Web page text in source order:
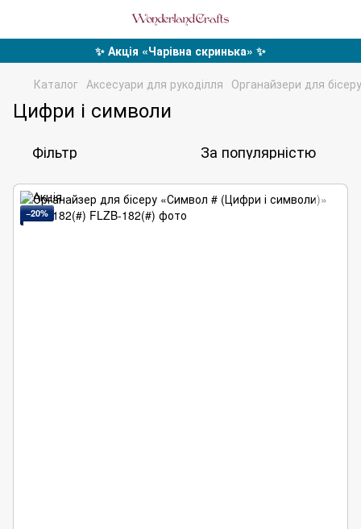
✨ Акція «Чарівна скринька» ✨
Каталог Аксесуари для рукоділля Органайзери для
Цифри і символи
Фільтр За популярністю
−20%